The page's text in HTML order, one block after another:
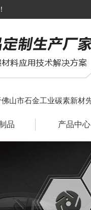
佛山市石金工业碳素新材
品 产品中心